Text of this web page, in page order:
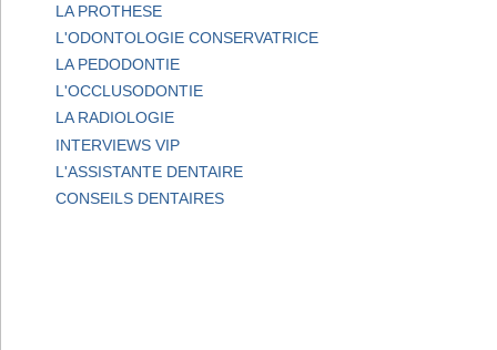
LA PROTHESE
L'ODONTOLOGIE CONSERVATRICE
LA PEDODONTIE
L'OCCLUSODONTIE
LA RADIOLOGIE
INTERVIEWS VIP
L'ASSISTANTE DENTAIRE
CONSEILS DENTAIRES